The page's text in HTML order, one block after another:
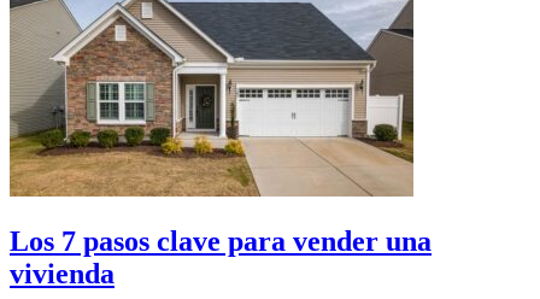
Los 7 pasos clave para vender una
vivienda